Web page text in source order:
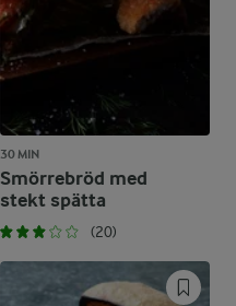
30 MIN
Smörrebröd med
stekt spätta
(20)